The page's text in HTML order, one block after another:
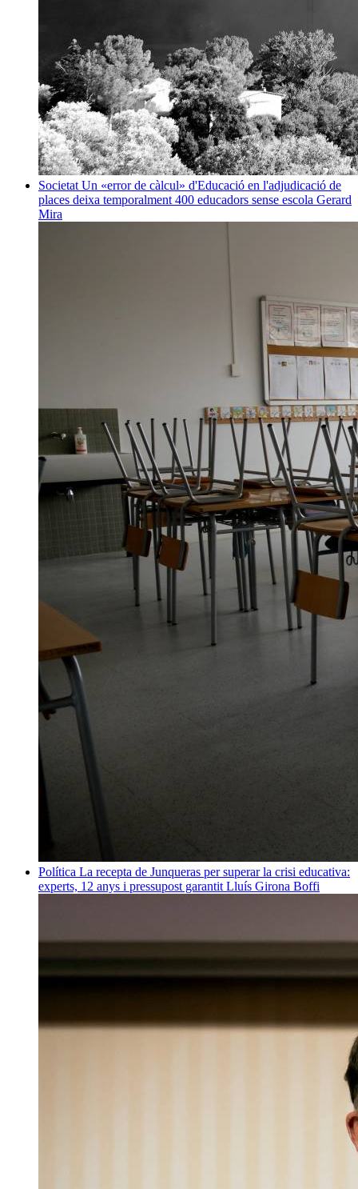
Societat Un «error de càlcul» d'Educació en l'adjudicació de
places deixa temporalment 400 educadors sense escola Gerard
Mira
Política La recepta de Junqueras per superar la crisi educativa:
experts, 12 anys i pressupost garantit Lluís Girona Boffi